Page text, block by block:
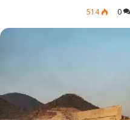
0
514